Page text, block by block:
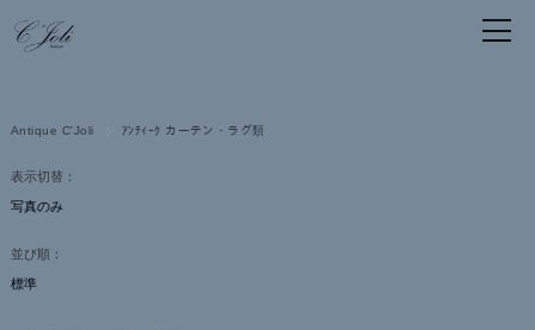
Antique C'Joli ｱﾝﾃｨｰｸ カーテン・ラグ類
表示切替：
並び順：